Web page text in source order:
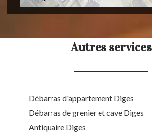
Autres services
Débarras d'appartement Diges
Débarras de grenier et cave Diges
Antiquaire Diges